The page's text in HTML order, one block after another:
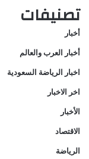
تصنيفات
أخبار
أخبار العرب والعالم
اخبار الرياضة السعودية
اخر الاخبار
الأخبار
الاقتصاد
الرياضة